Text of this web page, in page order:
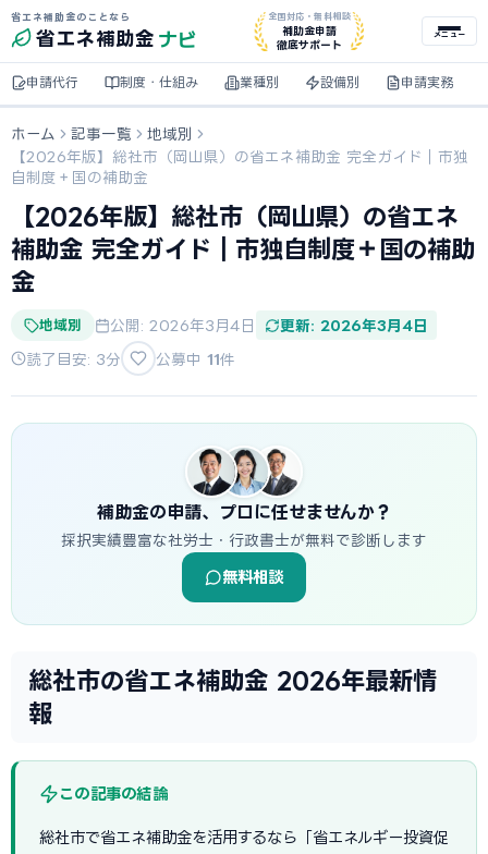
省エネ補助金のことなら
省エネ補助金 ナビ
全国対応・無料相談
補助金申請
徹底サポート
メニュー
申請代行 制度・仕組み 業種別 設備別 申請実務
ホーム 記事一覧
地域別
【2026年版】総社市（岡山県）の省エネ補助金 完全ガイド｜市独
自制度＋国の補助金
【2026年版】総社市（岡山県）の省エネ
補助金 完全ガイド｜市独自制度＋国の補助
金
地域別 公開: 2026年3月4日 更新: 2026年3月4日
読了目安: 3分 公募中 11件
補助金の申請、プロに任せませんか？
採択実績豊富な社労士・行政書士が無料で診断します
無料相談
総社市の省エネ補助金 2026年最新情
報
この記事の結論
総社市で省エネ補助金を活用するなら「省エネルギー投資促